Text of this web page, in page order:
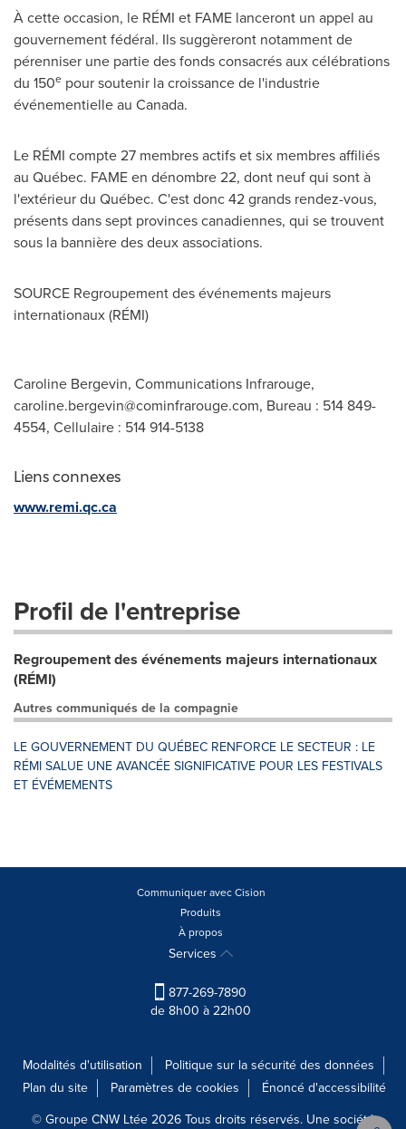
À cette occasion, le RÉMI et FAME lanceront un appel au
gouvernement fédéral. Ils suggèreront notamment de
pérenniser une partie des fonds consacrés aux célébrations
du 150e pour soutenir la croissance de l'industrie
événementielle au Canada.
Le RÉMI compte 27 membres actifs et six membres affiliés
au Québec. FAME en dénombre 22, dont neuf qui sont à
l'extérieur du Québec. C'est donc 42 grands rendez-vous,
présents dans sept provinces canadiennes, qui se trouvent
sous la bannière des deux associations.
SOURCE Regroupement des événements majeurs
internationaux (RÉMI)
Caroline Bergevin, Communications Infrarouge,
caroline.bergevin@cominfrarouge.com, Bureau : 514 849-
4554, Cellulaire : 514 914-5138
Liens connexes
www.remi.qc.ca
Profil de l'entreprise
Regroupement des événements majeurs internationaux
(RÉMI)
Autres communiqués de la compagnie
LE GOUVERNEMENT DU QUÉBEC RENFORCE LE SECTEUR : LE
RÉMI SALUE UNE AVANCÉE SIGNIFICATIVE POUR LES FESTIVALS
ET ÉVÉMEMENTS
Communiquer avec Cision
Produits
À propos
Services
877-269-7890
de 8h00 à 22h00
Modalités d'utilisation
Politique sur la sécurité des données
Plan du site
Paramètres de cookies
Énoncé d'accessibilité
© Groupe CNW Ltée 2026 Tous droits réservés. Une société